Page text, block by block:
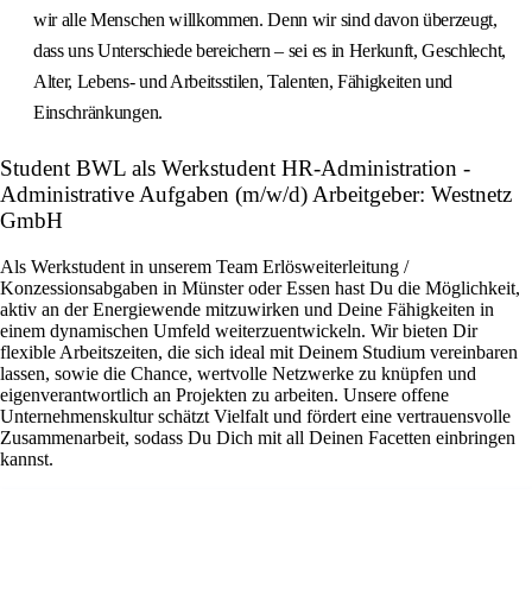
wir alle Menschen willkommen. Denn wir sind davon überzeugt,
dass uns Unterschiede bereichern – sei es in Herkunft, Geschlecht,
Alter, Lebens- und Arbeitsstilen, Talenten, Fähigkeiten und
Einschränkungen.
Student BWL als Werkstudent HR-Administration -
Administrative Aufgaben (m/w/d) Arbeitgeber: Westnetz
GmbH
Als Werkstudent in unserem Team Erlösweiterleitung /
Konzessionsabgaben in Münster oder Essen hast Du die Möglichkeit,
aktiv an der Energiewende mitzuwirken und Deine Fähigkeiten in
einem dynamischen Umfeld weiterzuentwickeln. Wir bieten Dir
flexible Arbeitszeiten, die sich ideal mit Deinem Studium vereinbaren
lassen, sowie die Chance, wertvolle Netzwerke zu knüpfen und
eigenverantwortlich an Projekten zu arbeiten. Unsere offene
Unternehmenskultur schätzt Vielfalt und fördert eine vertrauensvolle
Zusammenarbeit, sodass Du Dich mit all Deinen Facetten einbringen
kannst.